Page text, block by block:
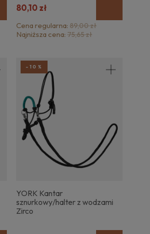
80,10 zł
Cena regularna:89,00 zł
Najniższa cena:75,65 zł
YORK Kantar
sznurkowy/halter z wodzami
Zirco
-10%